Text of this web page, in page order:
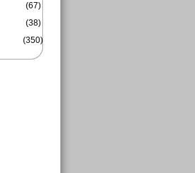
(67)
(38)
(350)